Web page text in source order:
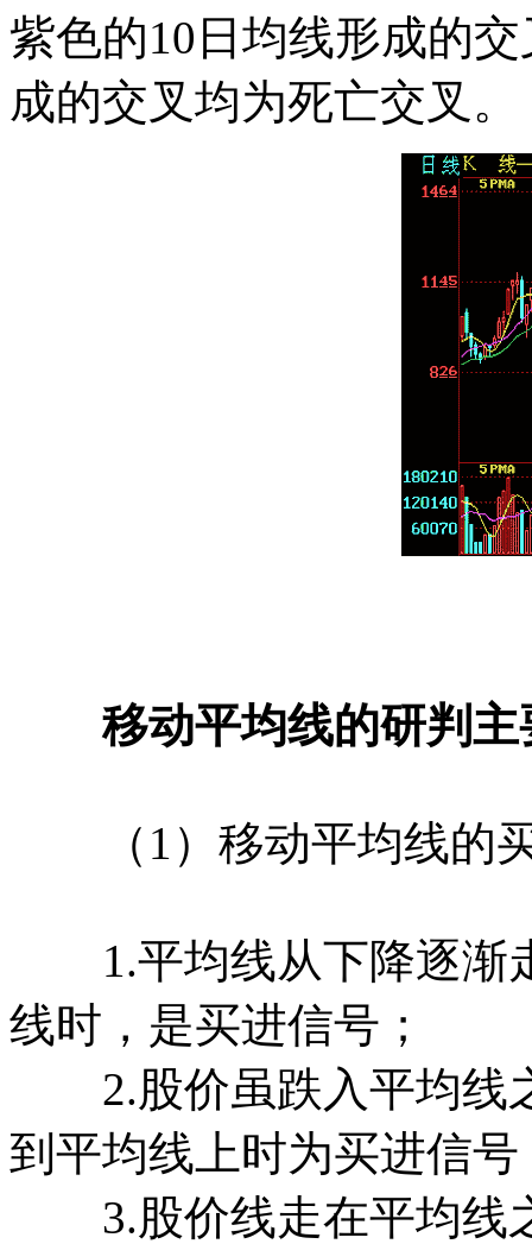
紫色的10日均线形成的
成的交叉均为死亡交叉。
移动平均线的研判
（1）移动平均线的
1.平均线从下降逐渐
线时，是买进信号；
2.股价虽跌入平均线
到平均线上时为买进信号
3.股价线走在平均线